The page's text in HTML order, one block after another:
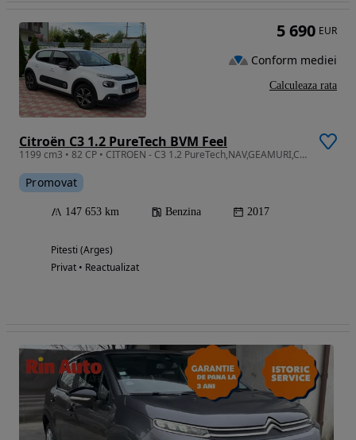
Citroën C3 1.2 PureTech BVM Feel
1199 cm3 • 82 CP • CITROEN - C3 1.2 PureTech,NAV,GEAMURI,Credit,Rate,GARANTIE.12 Luni
Promovat
147 653 km Benzina 2017
Pitesti (Arges)
Privat • Reactualizat
5 690 EUR
Conform mediei
Calculeaza rata